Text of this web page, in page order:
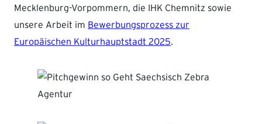
Mecklenburg-Vorpommern, die IHK Chemnitz sowie
unsere Arbeit im Bewerbungsprozess zur
Europäischen Kulturhauptstadt 2025.